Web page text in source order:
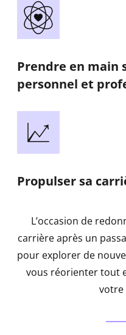
Prendre en main
personnel et
Propulser sa
L’occasion de
carrière après un
pour explorer de
vous réorienter tout
votre